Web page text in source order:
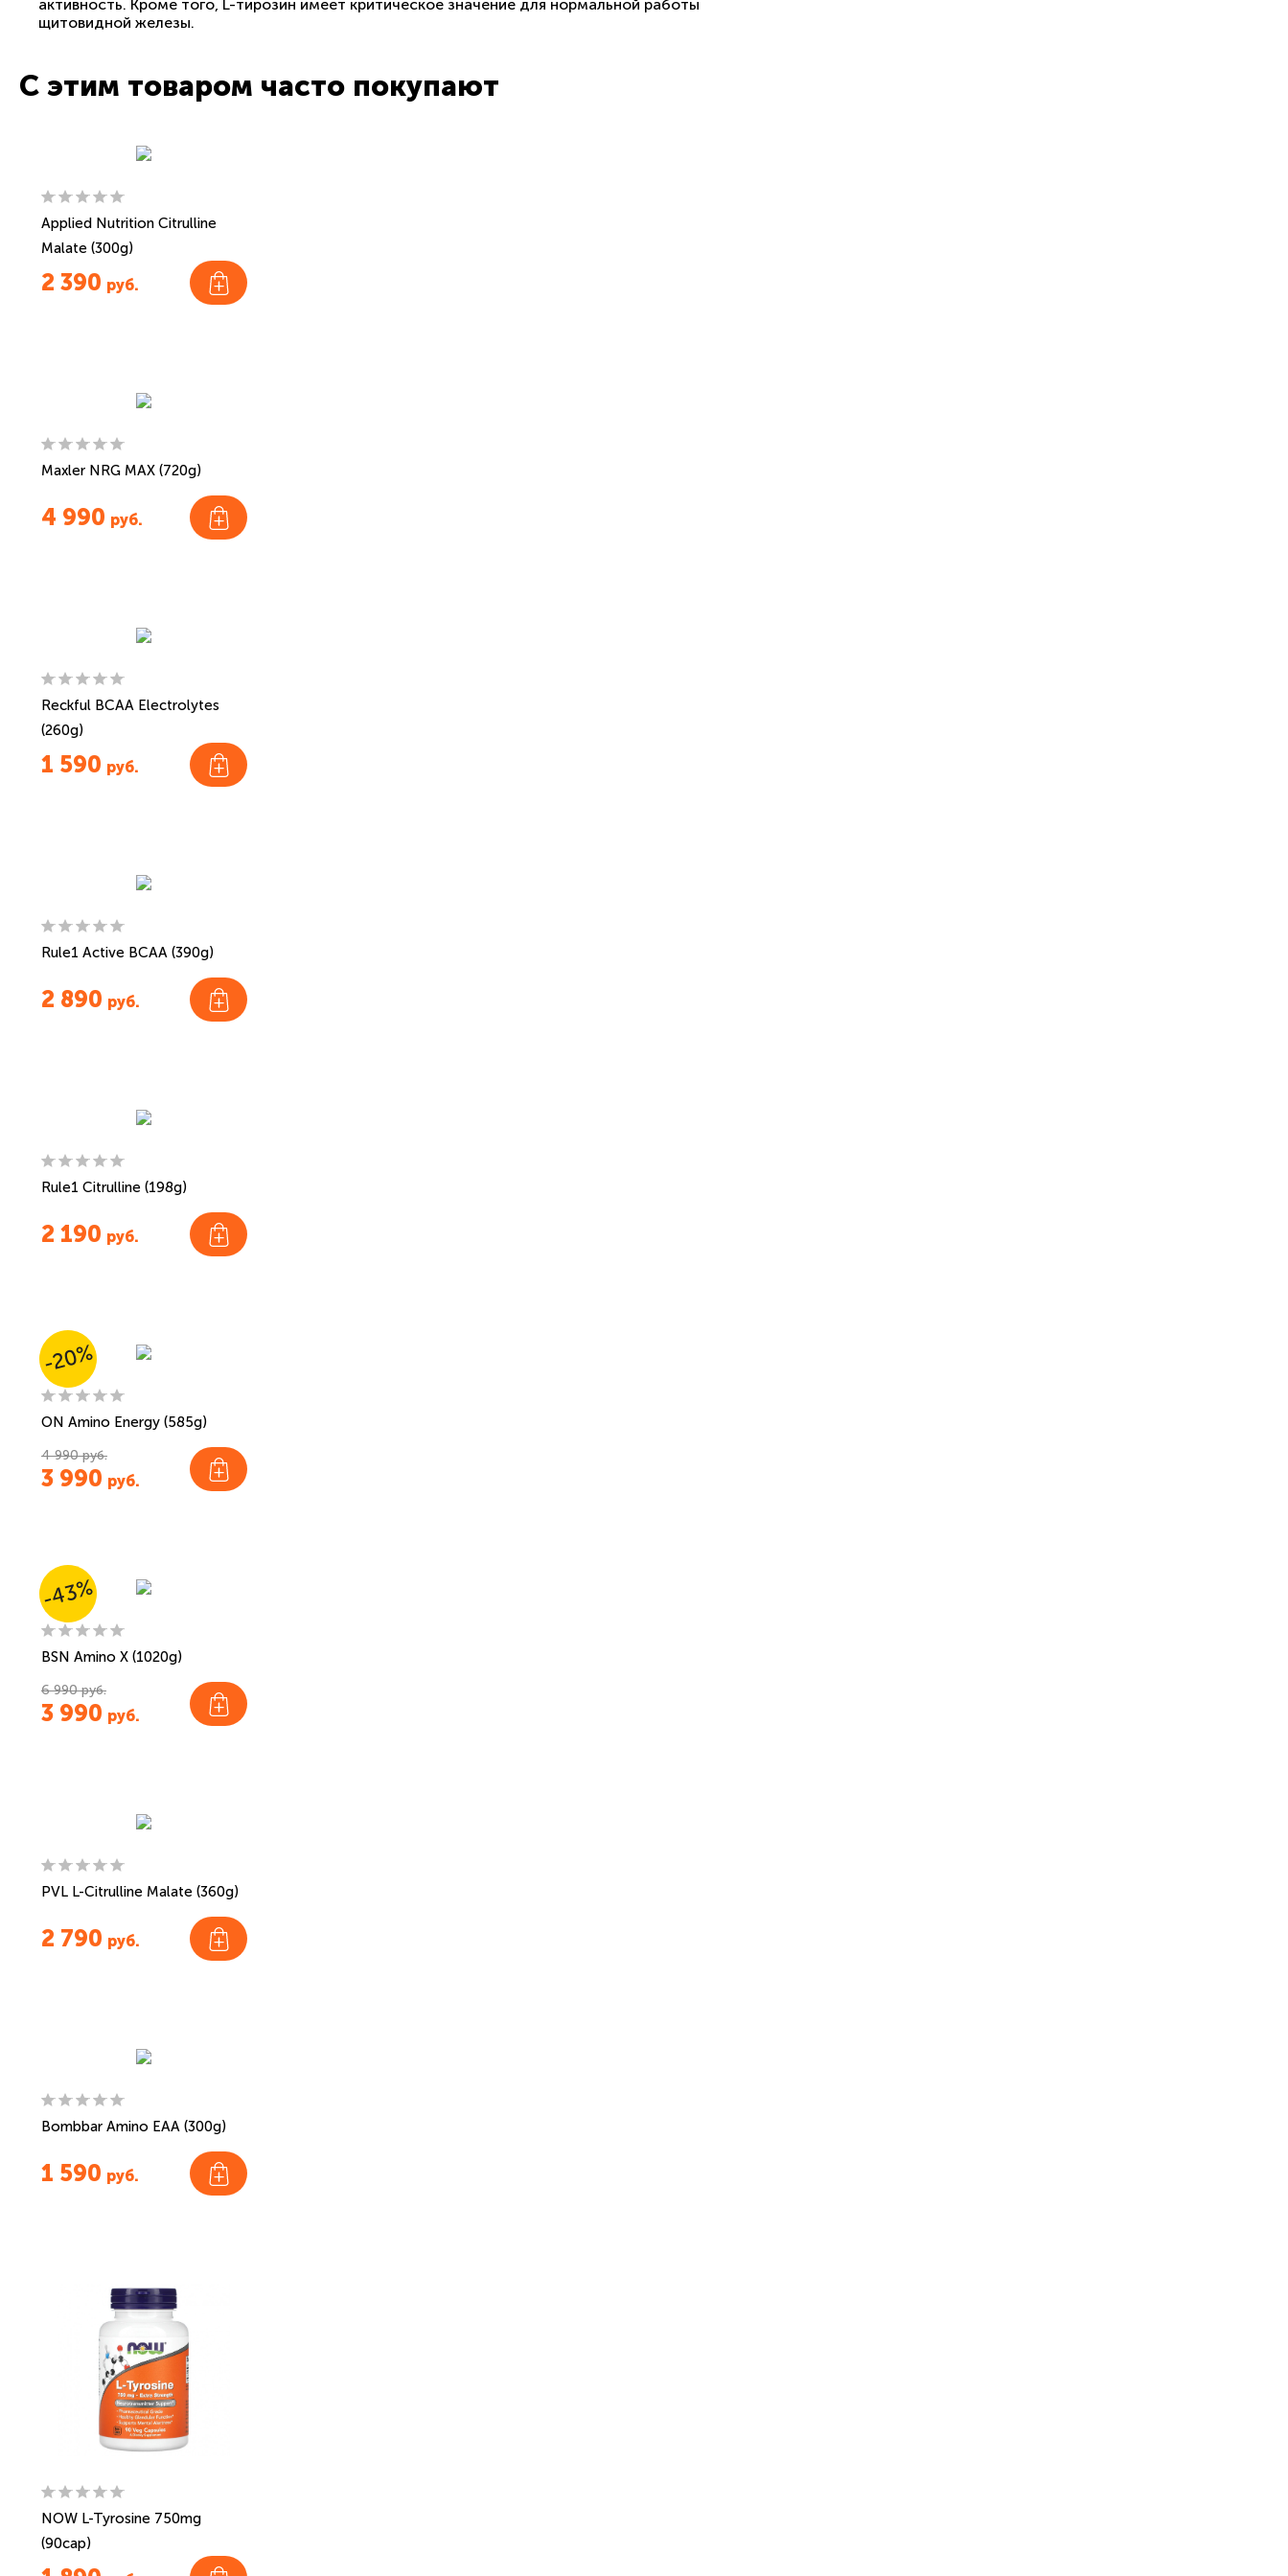
активность. Кроме того, L-тирозин имеет критическое значение для нормальной работы
щитовидной железы.
С этим товаром часто покупают
Applied Nutrition Citrulline
Malate (300g)
2 390 руб.
Maxler NRG MAX (720g)
4 990 руб.
Reckful BCAA Electrolytes
(260g)
1 590 руб.
Rule1 Active BCAA (390g)
2 890 руб.
Rule1 Citrulline (198g)
2 190 руб.
ON Amino Energy (585g)
4 990 руб.
3 990 руб.
-20%
BSN Amino X (1020g)
6 990 руб.
3 990 руб.
-43%
PVL L-Citrulline Malate (360g)
2 790 руб.
Bombbar Amino EAA (300g)
1 590 руб.
NOW L-Tyrosine 750mg
(90cap)